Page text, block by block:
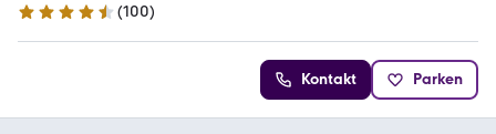
4.5 Sterne
(100)
Kontakt Parken